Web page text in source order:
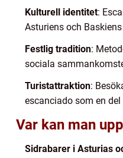
Kulturell identitet:
Asturiens och
Festlig tradition:
sociala
Turistattraktion:
escanciado som en
Var kan man
Sidrabarer i Asturias